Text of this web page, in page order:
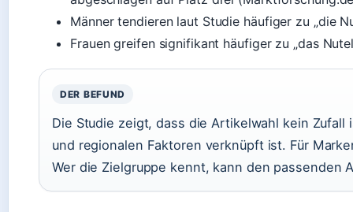
Männer tendieren laut Studie häufiger zu „die
Frauen greifen signifikant häufiger zu „das
DER BEFUND
Die Studie zeigt, dass die Artikelwahl kein
und regionalen Faktoren verknüpft ist. Für
Wer die Zielgruppe kennt, kann den passenden